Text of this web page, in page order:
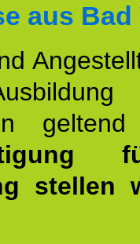
aus Bad
stellen